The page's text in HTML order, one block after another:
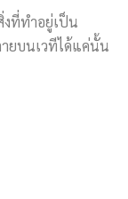
งที่ทำอยู่เป็น
ยบนเวทีได้แค่นั้น